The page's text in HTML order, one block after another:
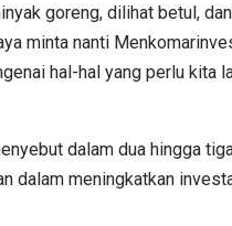
goreng, dilihat betul,
minta nanti
hal-hal yang perlu kita
dalam dua hingga
dalam meningkatkan